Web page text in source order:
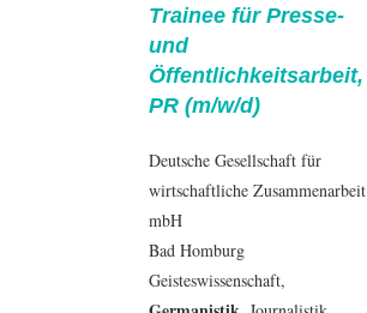
Trainee für Presse-
und
Öffentlichkeitsarbeit,
PR (m/w/d)
Deutsche Gesellschaft für
wirtschaftliche Zusammenarbeit
mbH
Bad Homburg
Geisteswissenschaft,